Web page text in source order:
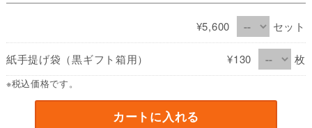
¥5,600 セット
紙手提げ袋（黒ギフト箱用） ¥130 枚
※税込価格です。
カートに入れる